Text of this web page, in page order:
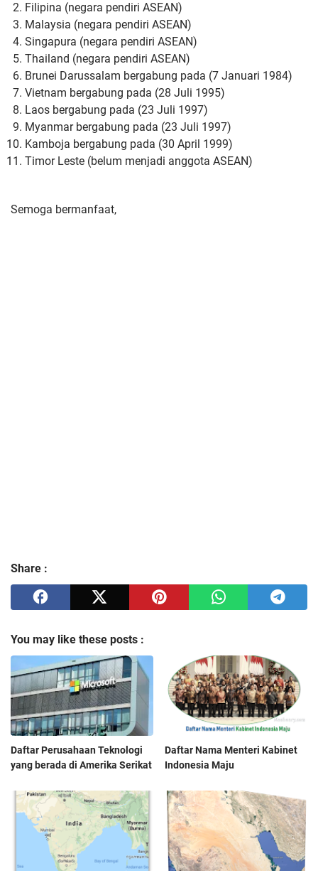
Filipina (negara pendiri ASEAN)
Malaysia (negara pendiri ASEAN)
Singapura (negara pendiri ASEAN)
Thailand (negara pendiri ASEAN)
Brunei Darussalam bergabung pada (7 Januari 1984)
Vietnam bergabung pada (28 Juli 1995)
Laos bergabung pada (23 Juli 1997)
Myanmar bergabung pada (23 Juli 1997)
Kamboja bergabung pada (30 April 1999)
Timor Leste (belum menjadi anggota ASEAN)
Semoga bermanfaat,
Share :
You may like these posts :
Daftar Perusahaan Teknologi
yang berada di Amerika Serikat
Daftar Nama Menteri Kabinet
Indonesia Maju